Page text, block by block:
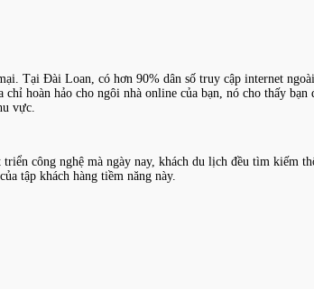
Tại Đài Loan, có hơn 90% dân số truy cập internet
hoàn hảo cho ngôi nhà online của bạn, nó cho thấy
vực.
công nghệ mà ngày nay, khách du lịch đều tìm kiếm
tập khách hàng tiềm năng này.